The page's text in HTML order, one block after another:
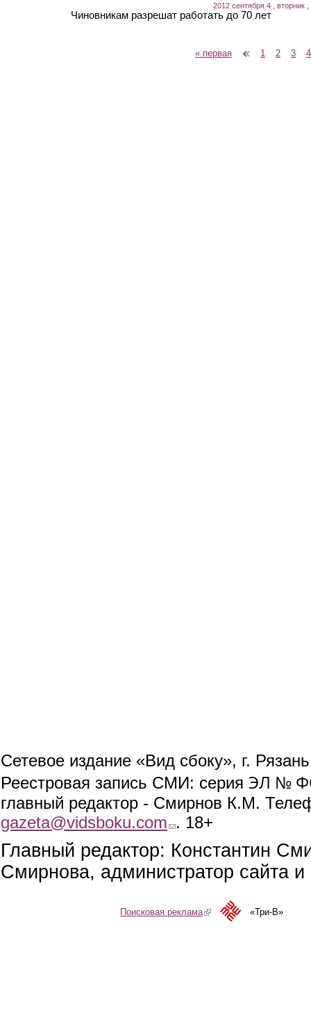
2012 сентября 4 , вторник ,
Чиновникам разрешат работать до 70 лет
« первая 1 2 3 4
Сетевое издание «Вид сбоку», г.
Реестровая запись СМИ: серия ЭЛ №
главный редактор - Смирнов К.М.
gazeta@vidsboku.com (link sends e-mail)
. 18+
Главный редактор: Константин
Смирнова, администратор сайта
Поисковая реклама(link is external)«Три-В»